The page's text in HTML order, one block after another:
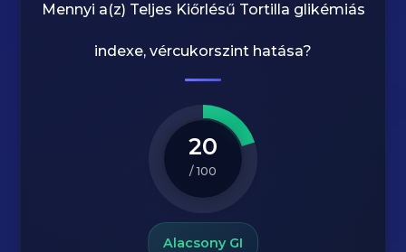
Mennyi a(z) Teljes Kiőrlésű Tortilla glikémiás
indexe, vércukorszint hatása?
20
/ 100
Alacsony GI